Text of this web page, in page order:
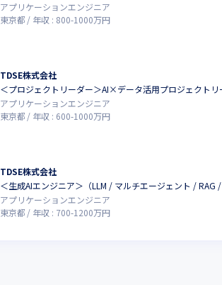
アプリケーションエンジニア
東京都
年収 : 800-1000万円
TDSE株式会社
＜プロジェクトリーダー＞AI×データ活用プロジェクト
アプリケーションエンジニア
東京都
年収 : 600-1000万円
TDSE株式会社
＜生成AIエンジニア＞（LLM / マルチエージェント /
アプリケーションエンジニア
東京都
年収 : 700-1200万円